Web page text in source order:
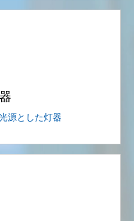
源とした灯器